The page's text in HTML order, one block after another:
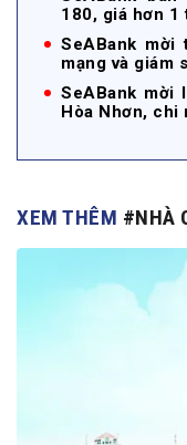
180, giá hơn 1
SeABank
mạng và giám
SeABank mời
Hòa Nhơn, chi
XEM THÊM #NHÀ